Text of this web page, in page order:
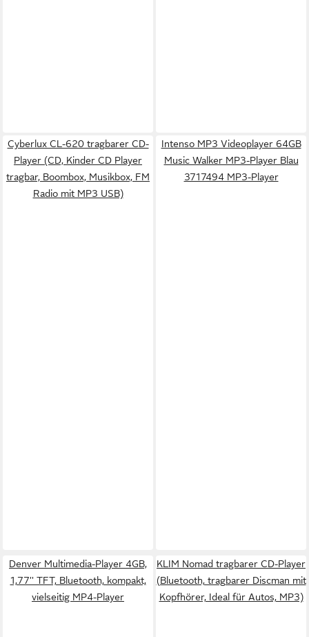
Cyberlux CL-620 tragbarer CD-
Player (CD, Kinder CD Player
tragbar, Boombox, Musikbox, FM
Radio mit MP3 USB)
Intenso MP3 Videoplayer 64GB
Music Walker MP3-Player Blau
3717494 MP3-Player
Denver Multimedia-Player 4GB,
1,77'' TFT, Bluetooth, kompakt,
vielseitig MP4-Player
KLIM Nomad tragbarer CD-Player
(Bluetooth, tragbarer Discman mit
Kopfhörer, Ideal für Autos, MP3)